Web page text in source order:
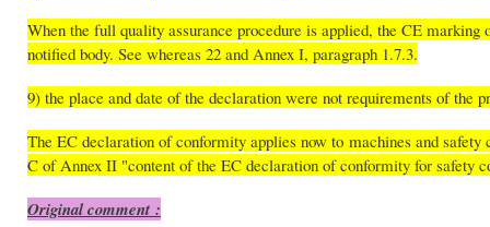
When the full quality assurance procedure is applied, the CE
notified body. See whereas 22 and Annex I, paragraph 1.7.3.
9) the place and date of the declaration were not requirements of the
The EC declaration of conformity applies now to machines and
C of Annex II "content of the EC declaration of conformity for safety
Original comment :